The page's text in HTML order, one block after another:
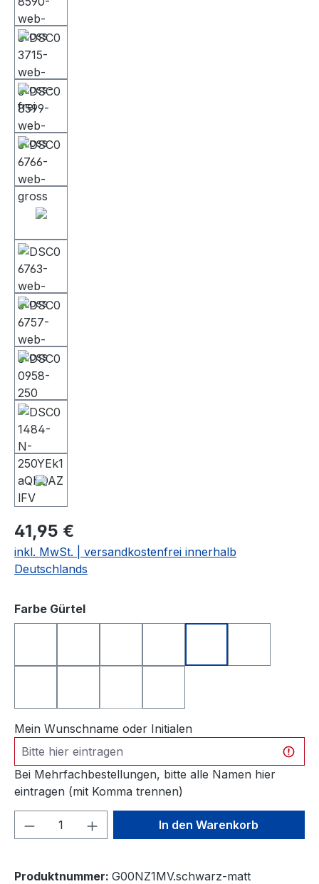
41,95 €
inkl. MwSt. | versandkostenfrei innerhalb
Deutschlands
Farbe Gürtelauswählen
Mein Wunschname oder Initialen
Bei Mehrfachbestellungen, bitte alle Namen hier
eintragen (mit Komma trennen)
Produkt Anzahl: Gib denIn den Warenkorb
Produktnummer: G00NZ1MV.schwarz-matt